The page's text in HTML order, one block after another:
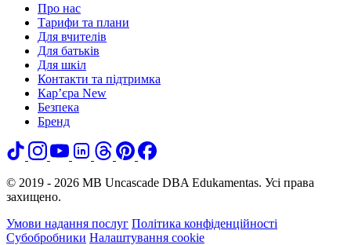
Про нас
Тарифи та плани
Для вчителів
Для батьків
Для шкіл
Контакти та підтримка
Кар’єра New
Безпека
Бренд
© 2019 - 2026 MB Uncascade DBA Edukamentas. Усі права
захищено.
Умови надання послуг Політика конфіденційності
Субобробники Налаштування cookie